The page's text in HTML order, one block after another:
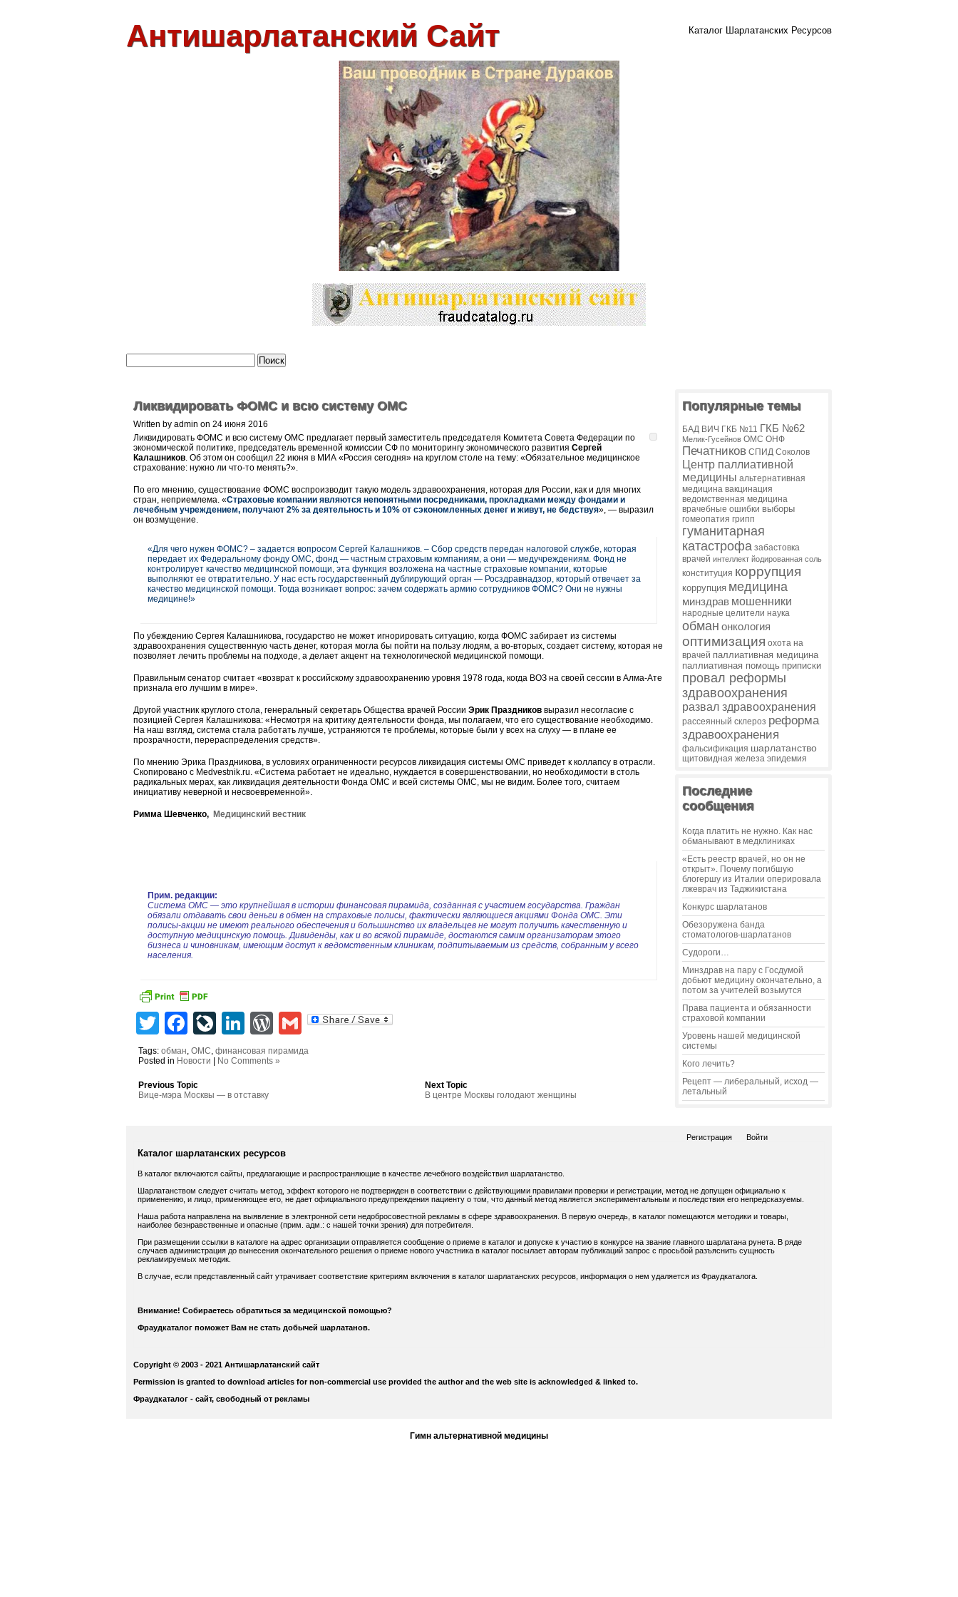
Антишарлатанский Сайт Каталог Шарлатанских Ресурсов
Ликвидировать ФОМС и всю систему ОМС
Written by admin on 24 июня 2016
Ликвидировать ФОМС и всю систему ОМС предлагает первый заместитель председателя Комитета Совета Федерации по
экономической политике, председатель временной комиссии СФ по мониторингу экономического развития Сергей
Калашников. Об этом он сообщил 22 июня в МИА «Россия сегодня» на круглом столе на тему: «Обязательное медицинское
страхование: нужно ли что-то менять?».
По его мнению, существование ФОМС воспроизводит такую модель здравоохранения, которая для России, как и для многих
стран, неприемлема. «Страховые компании являются непонятными посредниками, прокладками между фондами и
лечебным учреждением, получают 2% за деятельность и 10% от сэкономленных денег и живут, не бедствуя», — выразил
он возмущение.
«Для чего нужен ФОМС? – задается вопросом Сергей Калашников. – Сбор средств передан налоговой службе, которая
передает их Федеральному фонду ОМС, фонд — частным страховым компаниям, а они — медучреждениям. Фонд не
контролирует качество медицинской помощи, эта функция возложена на частные страховые компании, которые
выполняют ее отвратительно. У нас есть государственный дублирующий орган — Росздравнадзор, который отвечает за
качество медицинской помощи. Тогда возникает вопрос: зачем содержать армию сотрудников ФОМС? Они не нужны
медицине!»
По убеждению Сергея Калашникова, государство не может игнорировать ситуацию, когда ФОМС забирает из системы
здравоохранения существенную часть денег, которая могла бы пойти на пользу людям, а во-вторых, создает систему, которая не
позволяет лечить проблемы на подходе, а делает акцент на технологической медицинской помощи.
Правильным сенатор считает «возврат к российскому здравоохранению уровня 1978 года, когда ВОЗ на своей сессии в Алма-Ате
признала его лучшим в мире».
Другой участник круглого стола, генеральный секретарь Общества врачей России Эрик Праздников выразил несогласие с
позицией Сергея Калашникова: «Несмотря на критику деятельности фонда, мы полагаем, что его существование необходимо.
На наш взгляд, система стала работать лучше, устраняются те проблемы, которые были у всех на слуху — в плане ее
прозрачности, перераспределения средств».
По мнению Эрика Праздникова, в условиях ограниченности ресурсов ликвидация системы ОМС приведет к коллапсу в отрасли.
Скопировано с Medvestnik.ru. «Система работает не идеально, нуждается в совершенствовании, но необходимости в столь
радикальных мерах, как ликвидация деятельности Фонда ОМС и всей системы ОМС, мы не видим. Более того, считаем
инициативу неверной и несвоевременной».
Римма Шевченко, Медицинский вестник
Прим. редакции:
Система ОМС — это крупнейшая в истории финансовая пирамида, созданная с участием государства. Граждан
обязали отдавать свои деньги в обмен на страховые полисы, фактически являющиеся акциями Фонда ОМС. Эти
полисы-акции не имеют реального обеспечения и большинство их владельцев не могут получить качественную и
доступную медицинскую помощь. Дивиденды, как и во всякой пирамиде, достаются самим организаторам этого
бизнеса и чиновникам, имеющим доступ к ведомственным клиникам, подпитываемым из средств, собранным у всего
населения.
TwitterFacebook
LiveJournal
LinkedIn
WordPress
Gmail
Tags:обман,ОМС,финансовая пирамида
Posted in Новости No Comments »
Previous Topic
Вице-мэра Москвы — в отставку
Next Topic
В центре Москвы голодают женщины
Популярные темы
БАД ВИЧ ГКБ №11 ГКБ №62
Мелик-Гусейнов ОМС ОНФ
Печатников СПИД Соколов
Центр паллиативной
медицины альтернативная
медицина вакцинация
ведомственная медицина
врачебные ошибки выборы
гомеопатия грипп
гуманитарная
катастрофа забастовка
врачей интеллект йодированная соль
конституция коррупция
коррупция медицина
минздрав мошенники
народные целители наука
обман онкология
оптимизация охота на
врачей паллиативная медицина
паллиативная помощь приписки
провал реформы
здравоохранения
развал здравоохранения
рассеянный склероз реформа
здравоохранения
фальсификация шарлатанство
щитовидная железа эпидемия
Последние
сообщения
Когда платить не нужно. Как нас
обманывают в медклиниках
«Есть реестр врачей, но он не
открыт». Почему погибшую
блогершу из Италии оперировала
лжеврач из Таджикистана
Конкурс шарлатанов
Обезоружена банда
стоматологов-шарлатанов
Судороги…
Минздрав на пару с Госдумой
добьют медицину окончательно, а
потом за учителей возьмутся
Права пациента и обязанности
страховой компании
Уровень нашей медицинской
системы
Кого лечить?
Рецепт — либеральный, исход —
летальный
Регистрация Войти
Каталог шарлатанских ресурсов
В каталог включаются сайты, предлагающие и распространяющие в качестве лечебного воздействия шарлатанство.
Шарлатанством следует считать метод, эффект которого не подтвержден в соответствии с действующими правилами проверки и регистрации, метод не допущен официально к
применению, и лицо, применяющее его, не дает официального предупреждения пациенту о том, что данный метод является экспериментальным и последствия его непредсказуемы.
Наша работа направлена на выявление в электронной сети недобросовестной рекламы в сфере здравоохранения. В первую очередь, в каталог помещаются методики и товары,
наиболее безнравственные и опасные (прим. адм.: с нашей точки зрения) для потребителя.
При размещении ссылки в каталоге на адрес организации отправляется сообщение о приеме в каталог и допуске к участию в конкурсе на звание главного шарлатана рунета. В ряде
случаев администрация до вынесения окончательного решения о приеме нового участника в каталог посылает авторам публикаций запрос с просьбой разъяснить сущность
рекламируемых методик.
В случае, если представленный сайт утрачивает соответствие критериям включения в каталог шарлатанских ресурсов, информация о нем удаляется из Фраудкаталога.
Внимание! Собираетесь обратиться за медицинской помощью?
Фраудкаталог поможет Вам не стать добычей шарлатанов.
Copyright © 2003 - 2021 Антишарлатанский сайт
Permission is granted to download articles for non-commercial use provided the author and the web site is acknowledged & linked to.
Фраудкаталог - сайт, свободный от рекламы
Гимн альтернативной медицины